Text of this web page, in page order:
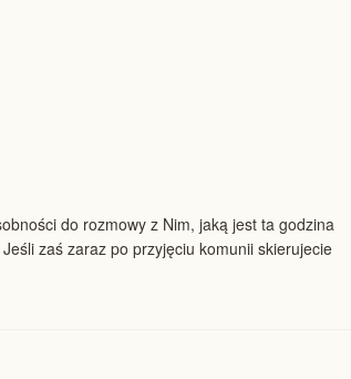
do rozmowy z Nim, jaką jest ta godzina
zaś zaraz po przyjęciu komunii skierujecie